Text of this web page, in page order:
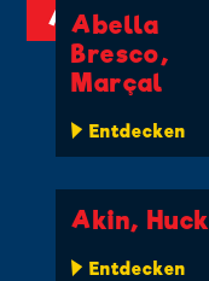
A Abella
Bresco,
Marçal
Entdecken
Akin, Huck
Entdecken